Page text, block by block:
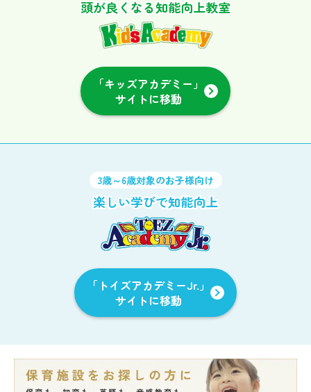
頭が良くなる知能向上教室
「キッズアカデミー」
サイトに移動
3歳～6歳対象のお子様向け
楽しい学びで知能向上
「トイズアカデミーJr.」
サイトに移動